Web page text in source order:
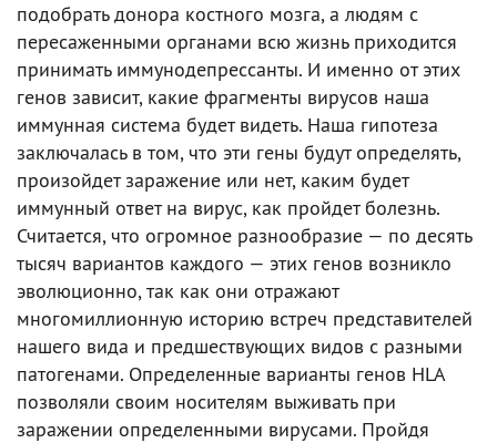
подобрать донора костного мозга, а людям с
пересаженными органами всю жизнь приходится
принимать иммунодепрессанты. И именно от этих
генов зависит, какие фрагменты вирусов наша
иммунная система будет видеть. Наша гипотеза
заключалась в том, что эти гены будут определять,
произойдет заражение или нет, каким будет
иммунный ответ на вирус, как пройдет болезнь.
Считается, что огромное разнообразие — по десять
тысяч вариантов каждого — этих генов возникло
эволюционно, так как они отражают
многомиллионную историю встреч представителей
нашего вида и предшествующих видов с разными
патогенами. Определенные варианты генов HLA
позволяли своим носителям выживать при
заражении определенными вирусами. Пройдя